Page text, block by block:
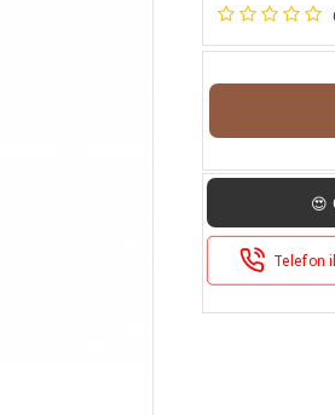
😍
Telefon